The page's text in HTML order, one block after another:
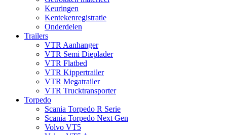
Keuringen
Kentekenregistratie
Onderdelen
Trailers
VTR Aanhanger
VTR Semi Dieplader
VTR Flatbed
VTR Kippertrailer
VTR Megatrailer
VTR Trucktransporter
Torpedo
Scania Torpedo R Serie
Scania Torpedo Next Gen
Volvo VT5